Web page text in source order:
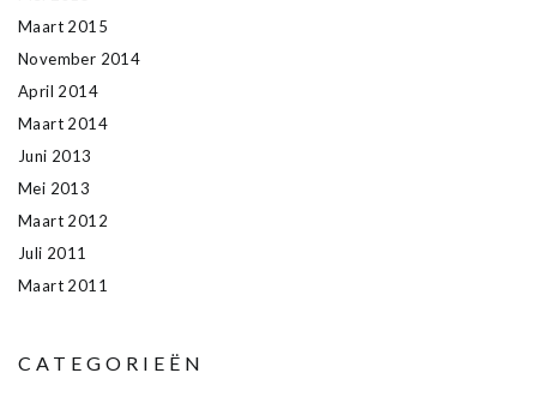
Maart 2015
November 2014
April 2014
Maart 2014
Juni 2013
Mei 2013
Maart 2012
Juli 2011
Maart 2011
CATEGORIEËN